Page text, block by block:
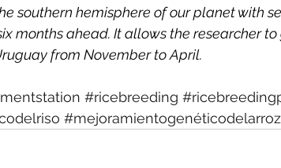
southern hemisphere of our planet with
months ahead. It allows the researcher
from November to April.
#ricebreeding
#mejoramientogenéticodelarroz